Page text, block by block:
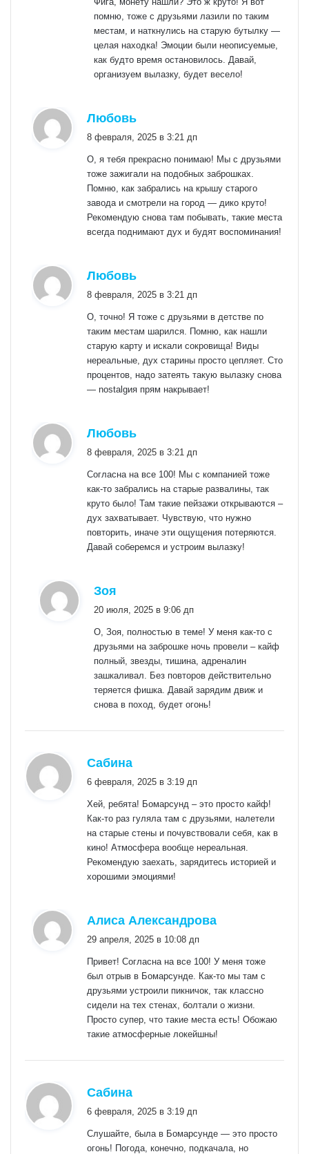
помню, тоже с друзьями лазили по таким
местам, и наткнулись на старую бутылку —
целая находка! Эмоции были неописуемые,
как будто время остановилось. Давай,
организуем вылазку, будет весело!
Любовь
8 февраля, 2025 в 3:21 дп
О, я тебя прекрасно понимаю! Мы с друзьями
тоже зажигали на подобных заброшках.
Помню, как забрались на крышу старого
завода и смотрели на город — дико круто!
Рекомендую снова там побывать, такие места
всегда поднимают дух и будят воспоминания!
Любовь
8 февраля, 2025 в 3:21 дп
О, точно! Я тоже с друзьями в детстве по
таким местам шарился. Помню, как нашли
старую карту и искали сокровища! Виды
нереальные, дух старины просто цепляет. Сто
процентов, надо затеять такую вылазку снова
— nostalgия прям накрывает!
Любовь
8 февраля, 2025 в 3:21 дп
Согласна на все 100! Мы с компанией тоже
как-то забрались на старые развалины, так
круто было! Там такие пейзажи открываются –
дух захватывает. Чувствую, что нужно
повторить, иначе эти ощущения потеряются.
Давай соберемся и устроим вылазку!
Зоя
20 июля, 2025 в 9:06 дп
О, Зоя, полностью в теме! У меня как-то с
друзьями на заброшке ночь провели – кайф
полный, звезды, тишина, адреналин
зашкаливал. Без повторов действительно
теряется фишка. Давай зарядим движ и
снова в поход, будет огонь!
Сабина
6 февраля, 2025 в 3:19 дп
Хей, ребята! Бомарсунд – это просто кайф!
Как-то раз гуляла там с друзьями, налетели
на старые стены и почувствовали себя, как в
кино! Атмосфера вообще нереальная.
Рекомендую заехать, зарядитесь историей и
хорошими эмоциями!
Алиса Александрова
29 апреля, 2025 в 10:08 дп
Привет! Согласна на все 100! У меня тоже
был отрыв в Бомарсунде. Как-то мы там с
друзьями устроили пикничок, так классно
сидели на тех стенах, болтали о жизни.
Просто супер, что такие места есть! Обожаю
такие атмосферные локейшны!
Сабина
6 февраля, 2025 в 3:19 дп
Слушайте, была в Бомарсунде — это просто
огонь! Погода, конечно, подкачала, но